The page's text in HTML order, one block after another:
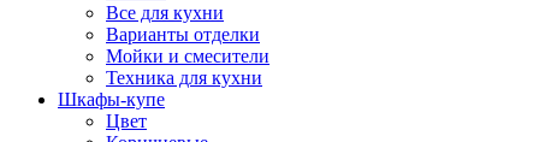
Все для кухни
Варианты отделки
Мойки и смесители
Техника для кухни
Шкафы-купе
Цвет